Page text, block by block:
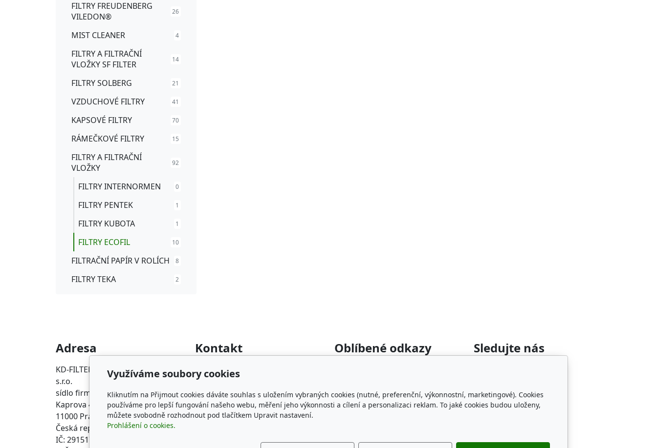
FILTRY FREUDENBERG
VILEDON®
26
MIST CLEANER 4
FILTRY A FILTRAČNÍ
VLOŽKY SF FILTER
14
FILTRY SOLBERG 21
VZDUCHOVÉ FILTRY 41
KAPSOVÉ FILTRY 70
RÁMEČKOVÉ FILTRY 15
FILTRY A FILTRAČNÍ
VLOŽKY
92
FILTRY INTERNORMEN 0
FILTRY PENTEK 1
FILTRY KUBOTA 1
FILTRY ECOFIL 10
FILTRAČNÍ PAPÍR V ROLÍCH 8
FILTRY TEKA 2
Adresa
KD-FILTER, Průmyslová filtrace
s.r.o.
sídlo firmy
Kaprova 42/14
11000 Praha 1 Staré Město
Česká republika
IČ: 29151716
Kontakt
info@prumyslova-filtrace.cz
+420 222 364 282
Oblíbené odkazy
FILTR-FILTRY.CZ
FILTER-FILTERS.EU
Sledujte nás
Využíváme soubory cookies
Kliknutím na Přijmout cookies dáváte souhlas s uložením vybraných cookies (nutné, preferenční, výkonnostní, marketingové). Cookies
používáme pro lepší fungování našeho webu, měření jeho výkonnosti a cílení a personalizaci reklam. To jaké cookies budou uloženy,
můžete svobodně rozhodnout pod tlačítkem Upravit nastavení.
Prohlášení o cookies.